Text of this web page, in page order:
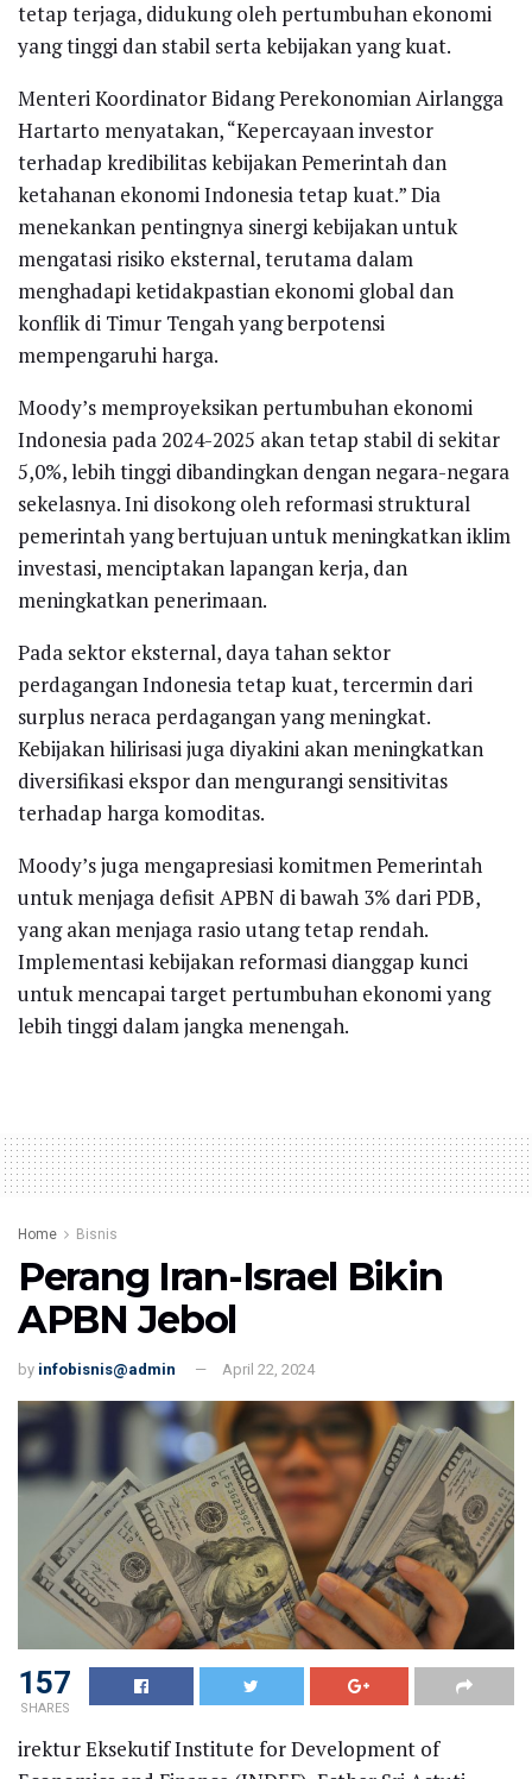
tetap terjaga, didukung oleh pertumbuhan ekonomi
yang tinggi dan stabil serta kebijakan yang kuat.
Menteri Koordinator Bidang Perekonomian Airlangga
Hartarto menyatakan, “Kepercayaan investor
terhadap kredibilitas kebijakan Pemerintah dan
ketahanan ekonomi Indonesia tetap kuat.” Dia
menekankan pentingnya sinergi kebijakan untuk
mengatasi risiko eksternal, terutama dalam
menghadapi ketidakpastian ekonomi global dan
konflik di Timur Tengah yang berpotensi
mempengaruhi harga.
Moody’s memproyeksikan pertumbuhan ekonomi
Indonesia pada 2024-2025 akan tetap stabil di sekitar
5,0%, lebih tinggi dibandingkan dengan negara-negara
sekelasnya. Ini disokong oleh reformasi struktural
pemerintah yang bertujuan untuk meningkatkan iklim
investasi, menciptakan lapangan kerja, dan
meningkatkan penerimaan.
Pada sektor eksternal, daya tahan sektor
perdagangan Indonesia tetap kuat, tercermin dari
surplus neraca perdagangan yang meningkat.
Kebijakan hilirisasi juga diyakini akan meningkatkan
diversifikasi ekspor dan mengurangi sensitivitas
terhadap harga komoditas.
Moody’s juga mengapresiasi komitmen Pemerintah
untuk menjaga defisit APBN di bawah 3% dari PDB,
yang akan menjaga rasio utang tetap rendah.
Implementasi kebijakan reformasi dianggap kunci
untuk mencapai target pertumbuhan ekonomi yang
lebih tinggi dalam jangka menengah.
Home Bisnis
Perang Iran-Israel Bikin
APBN Jebol
by infobisnis@admin April 22, 2024
157
SHARES
irektur Eksekutif Institute for Development of